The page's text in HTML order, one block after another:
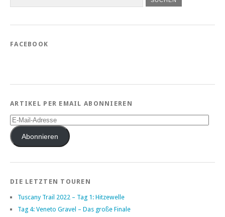
FACEBOOK
ARTIKEL PER EMAIL ABONNIEREN
E-
Mail-
AdresseAbonnieren
DIE LETZTEN TOUREN
Tuscany Trail 2022 – Tag 1: Hitzewelle
Tag 4: Veneto Gravel – Das große Finale